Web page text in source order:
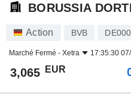
BORUSSIA
Action BVB
Marché Fermé - Xetra 17:35:30
3,065 EUR